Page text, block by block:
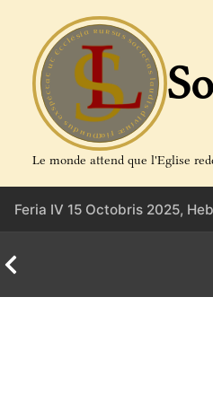
contenu
Le monde attend que l'Eglise
Feria IV 15 Octobris 2025,